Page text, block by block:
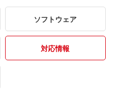
ソフトウェア
対応情報